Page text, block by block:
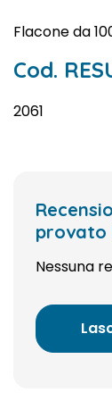
Flacone da
Cod.
2061
provato
Nessuna